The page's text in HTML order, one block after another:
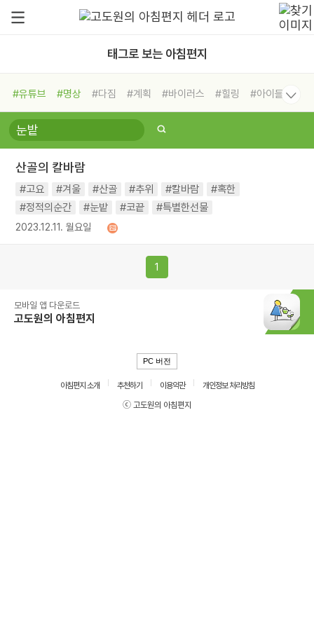
태그로 보는 아침편지
#유튜브 #명상 #다짐 #계획 #바이러스 #힐링
#아이들
#비전캠프
#독서캠프 #삶
#희망
#나눔 #친구 #링컨학교
#독서
#건강 #면역력
산골의 칼바람
#고요 #겨울 #산골 #추위 #칼바람
#혹한
#정적의순간
#눈밭 #코끝 #특별한선물
2023.12.11. 월요일
1
모바일 앱 다운로드
고도원의 아침편지
PC 버전
아침편지 소개 추천하기 이용약관
개인정보 처리방침
ⓒ 고도원의 아침편지